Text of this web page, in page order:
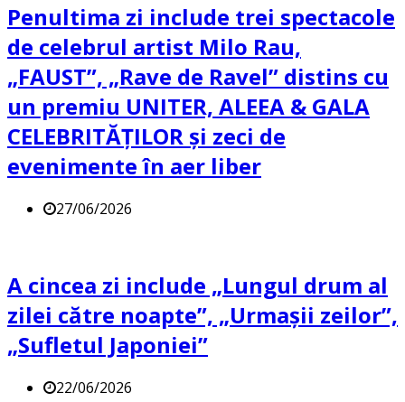
Penultima zi include trei spectacole
de celebrul artist Milo Rau,
„FAUST”, „Rave de Ravel” distins cu
un premiu UNITER, ALEEA & GALA
CELEBRITĂȚILOR și zeci de
evenimente în aer liber
27/06/2026
A cincea zi include „Lungul drum al
zilei către noapte”, „Urmașii zeilor”,
„Sufletul Japoniei”
22/06/2026